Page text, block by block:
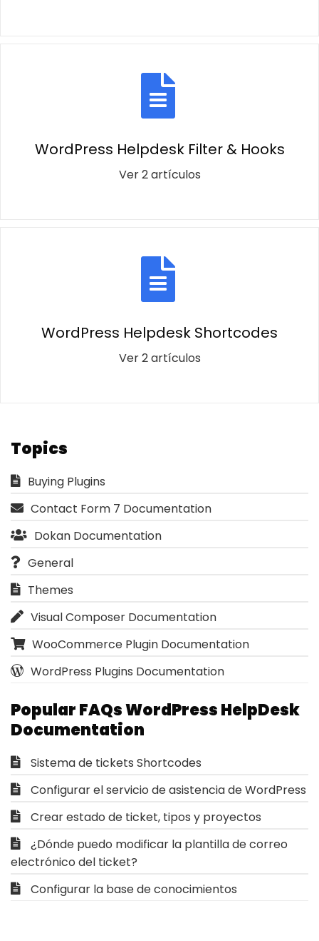
WordPress Helpdesk Filter & Hooks
Ver 2 artículos
WordPress Helpdesk Shortcodes
Ver 2 artículos
Topics
Buying Plugins
Contact Form 7 Documentation
Dokan Documentation
General
Themes
Visual Composer Documentation
WooCommerce Plugin Documentation
WordPress Plugins Documentation
Popular FAQs WordPress HelpDesk
Documentation
Sistema de tickets Shortcodes
Configurar el servicio de asistencia de WordPress
Crear estado de ticket, tipos y proyectos
¿Dónde puedo modificar la plantilla de correo
electrónico del ticket?
Configurar la base de conocimientos